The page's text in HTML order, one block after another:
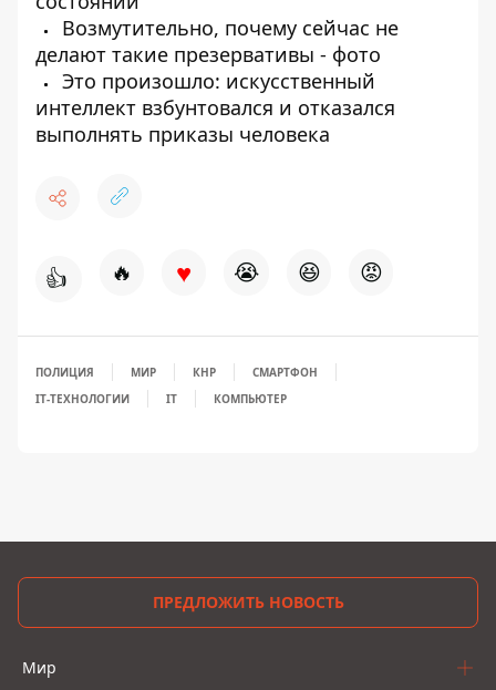
Возмутительно, почему сейчас не
делают такие презервативы - фото
Это произошло: искусственный
интеллект взбунтовался и отказался
выполнять приказы человека
👍 🔥 ♥ 😭 😆 😡
ПОЛИЦИЯ МИР КНР
СМАРТФОН
IT-ТЕХНОЛОГИИ
IT КОМПЬЮТЕР
ПРЕДЛОЖИТЬ НОВОСТЬ
Мир